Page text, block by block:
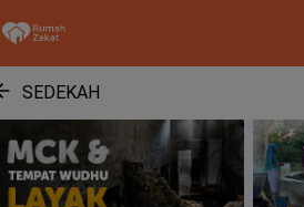
SEDEKAH